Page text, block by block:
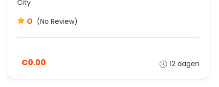
City
0 (No Review)
€0.00 12 dagen